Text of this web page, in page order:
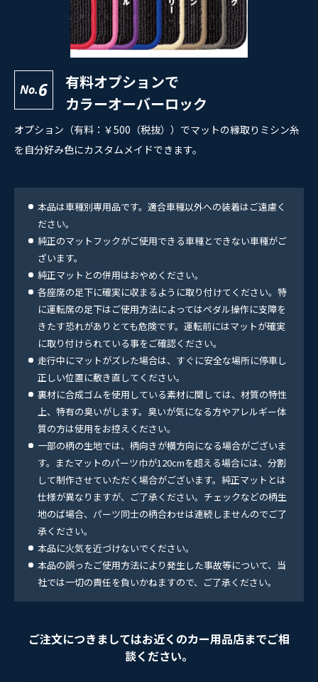
No.6
有料オプションで
カラーオーバーロック
オプション（有料：￥500（税抜））でマットの縁取りミシン糸
を自分好み色にカスタムメイドできます。
本品は車種別専用品です。適合車種以外への装着はご遠慮く
ださい。
純正のマットフックがご使用できる車種とできない車種がご
ざいます。
純正マットとの併用はおやめください。
各座席の足下に確実に収まるように取り付けてください。特
に運転席の足下はご使用方法によってはペダル操作に支障を
きたす恐れがありとても危険です。運転前にはマットが確実
に取り付けられている事をご確認ください。
走行中にマットがズレた場合は、すぐに安全な場所に停車し
正しい位置に敷き直してください。
裏材に合成ゴムを使用している素材に関しては、材質の特性
上、特有の臭いがします。臭いが気になる方やアレルギー体
質の方は使用をお控えください。
一部の柄の生地では、柄向きが横方向になる場合がございま
す。またマットのパーツ巾が120cmを超える場合には、分割
して制作させていただく場合がございます。純正マットとは
仕様が異なりますが、ご了承ください。チェックなどの柄生
地のば場合、パーツ同士の柄合わせは連続しませんのでご了
承ください。
本品に火気を近づけないでください。
本品の誤ったご使用方法により発生した事故等について、当
社では一切の責任を負いかねますので、ご了承ください。
ご注文につきましてはお近くのカー用品店までご相
談ください。